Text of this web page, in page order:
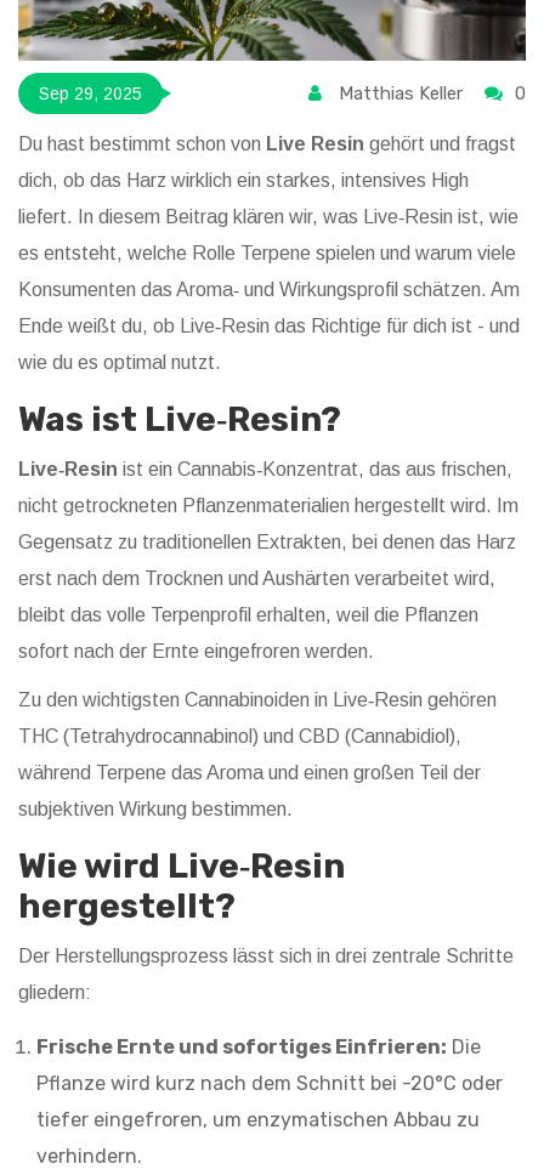
Sep 29, 2025 Matthias Keller 0
Du hast bestimmt schon von Live Resin gehört und fragst
dich, ob das Harz wirklich ein starkes, intensives High
liefert. In diesem Beitrag klären wir, was Live‑Resin ist, wie
es entsteht, welche Rolle Terpene spielen und warum viele
Konsumenten das Aroma‑ und Wirkungsprofil schätzen. Am
Ende weißt du, ob Live‑Resin das Richtige für dich ist - und
wie du es optimal nutzt.
Was ist Live‑Resin?
Live‑Resin ist ein Cannabis‑Konzentrat, das aus frischen,
nicht getrockneten Pflanzenmaterialien hergestellt wird. Im
Gegensatz zu traditionellen Extrakten, bei denen das Harz
erst nach dem Trocknen und Aushärten verarbeitet wird,
bleibt das volle Terpenprofil erhalten, weil die Pflanzen
sofort nach der Ernte eingefroren werden.
Zu den wichtigsten Cannabinoiden in Live‑Resin gehören
THC (Tetrahydrocannabinol) und CBD (Cannabidiol),
während Terpene das Aroma und einen großen Teil der
subjektiven Wirkung bestimmen.
Wie wird Live‑Resin
hergestellt?
Der Herstellungsprozess lässt sich in drei zentrale Schritte
gliedern:
Frische Ernte und sofortiges Einfrieren: Die
Pflanze wird kurz nach dem Schnitt bei -20°C oder
tiefer eingefroren, um enzymatischen Abbau zu
verhindern.